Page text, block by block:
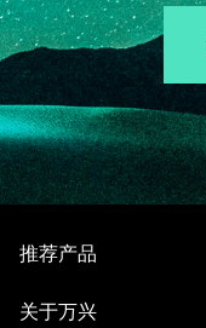
推荐产品
关于万兴